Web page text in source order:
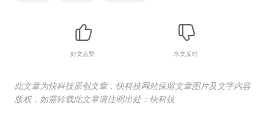
好文点赞 水文反对
此文章为快科技原创文章，快科技网站保留文章图片及文字内容
版权，如需转载此文章请注明出处：快科技